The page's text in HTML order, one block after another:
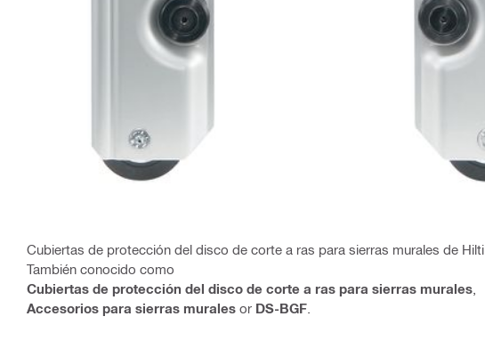
Cubiertas de protección del disco de corte a ras para sierras murales de Hilti
También conocido como
Cubiertas de protección del disco de corte a ras para sierras murales
Accesorios para sierras murales or DS-BGF